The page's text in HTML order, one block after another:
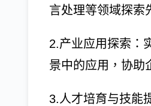
言处理等领域探索
2.产业应用探索：
景中的应用，协助
3.人才培育与技能